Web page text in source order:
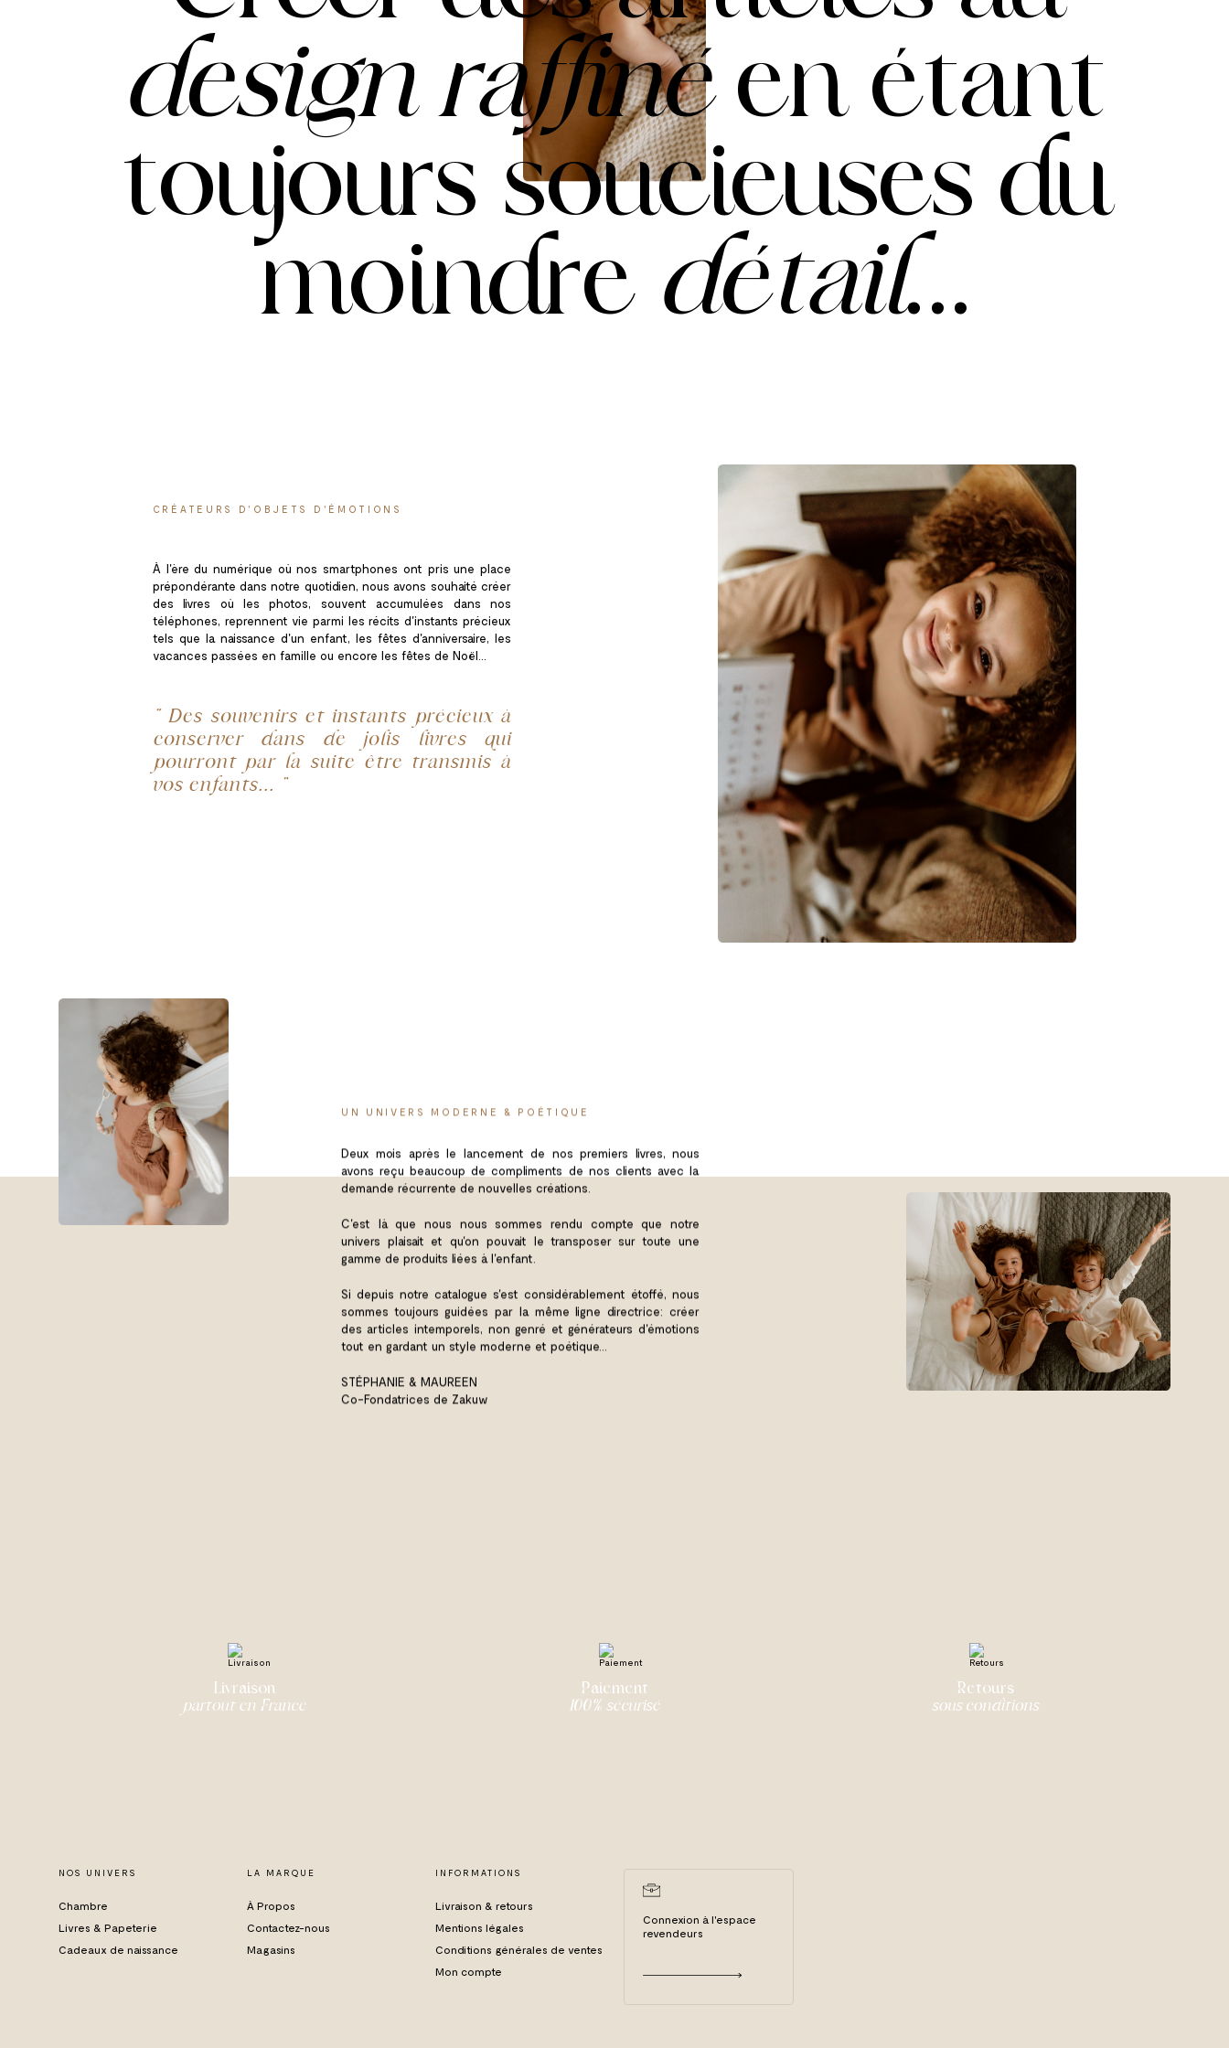
designraffinéenétant
toujours soucieusesdu
moindre détail...
CRÉATEURS D'OBJETS D'ÉMOTIONS
À l'ère du numérique où nos smartphones ont pris une place
prépondérante dans notre quotidien, nous avons souhaité créer
des livres où les photos, souvent accumulées dans nos
téléphones, reprennent vie parmi les récits d'instants précieux
tels que la naissance d'un enfant, les fêtes d'anniversaire, les
vacances passées en famille ou encore les fêtes de Noël...
“ Des souvenirs et instants précieux à
conserver dans de jolis livres qui
pourront par la suite être transmis à
vos enfants... ”
UN UNIVERS MODERNE & POÉTIQUE
Deux mois après le lancement de nos premiers livres, nous
avons reçu beaucoup de compliments de nos clients avec la
demande récurrente de nouvelles créations.
C'est là que nous nous sommes rendu compte que notre
univers plaisait et qu'on pouvait le transposer sur toute une
gamme de produits liées à l'enfant.
Si depuis notre catalogue s'est considérablement étoffé, nous
sommes toujours guidées par la même ligne directrice: créer
des articles intemporels, non genré et générateurs d'émotions
tout en gardant un style moderne et poétique...
STÉPHANIE & MAUREEN
Co-Fondatrices de Zakuw
Livraison
partout en France
Paiement
100% sécurisé
Retours
sous conditions
NOS UNIVERS
Chambre
Livres & Papeterie
Cadeaux de naissance
LA MARQUE
À Propos
Contactez-nous
Magasins
INFORMATIONS
Livraison & retours
Mentions légales
Conditions générales de ventes
Mon compte
Connexion à l'espace
revendeurs